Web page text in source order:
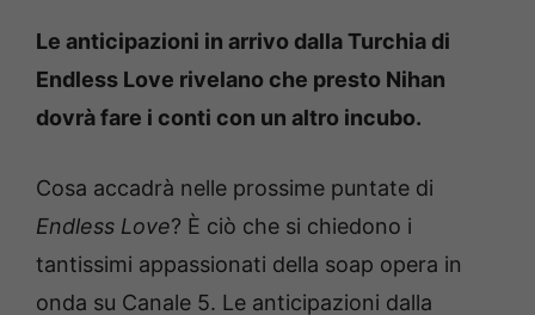
Le anticipazioni in arrivo dalla Turchia di
Endless Love rivelano che presto Nihan
dovrà fare i conti con un altro incubo.
Cosa accadrà nelle prossime puntate di
Endless Love? È ciò che si chiedono i
tantissimi appassionati della soap opera in
onda su Canale 5. Le anticipazioni dalla